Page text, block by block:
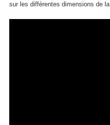
sur les différentes dimensions de